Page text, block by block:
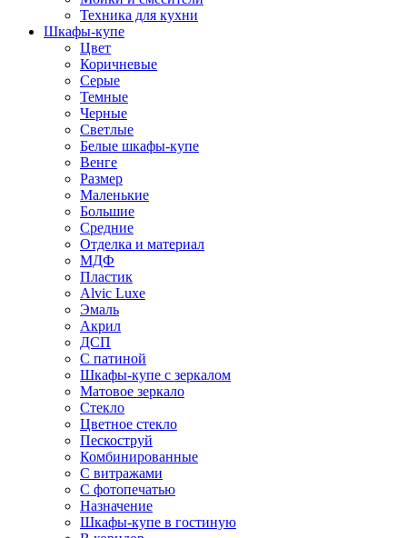
Техника для кухни
Шкафы-купе
Цвет
Коричневые
Серые
Темные
Черные
Светлые
Белые шкафы-купе
Венге
Размер
Маленькие
Большие
Средние
Отделка и материал
МДФ
Пластик
Alvic Luxe
Эмаль
Акрил
ДСП
С патиной
Шкафы-купе с зеркалом
Матовое зеркало
Стекло
Цветное стекло
Пескоструй
Комбинированные
С витражами
С фотопечатью
Назначение
Шкафы-купе в гостиную